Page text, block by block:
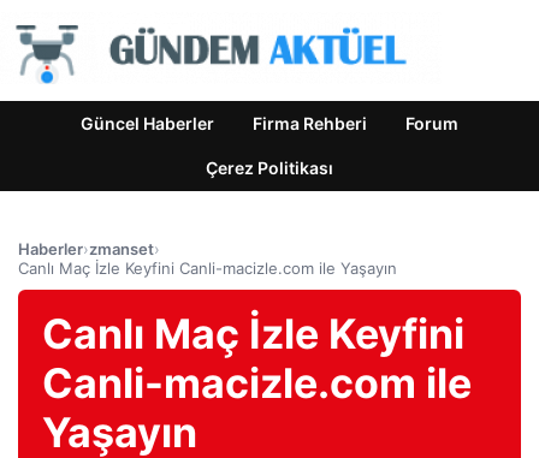
Güncel Haberler Firma Rehberi Forum
Çerez Politikası
Haberler›zmanset›
Canlı Maç İzle Keyfini Canli-macizle.com ile Yaşayın
Canlı Maç İzle Keyfini
Canli-macizle.com ile
Yaşayın